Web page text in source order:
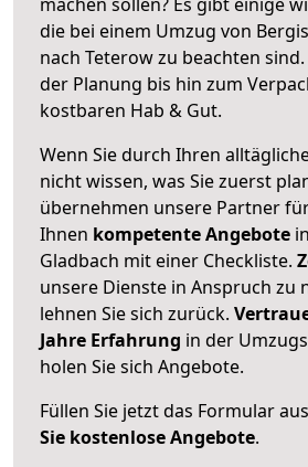
die bei einem Umzug von
nach Teterow zu beachten sind.
der Planung bis hin zum
kostbaren Hab & Gut.
Wenn Sie durch Ihren
nicht wissen, was Sie zuerst
übernehmen unsere Partner
Ihnen kompetente Angebote
Gladbach mit einer Checkliste.
unsere Dienste in Anspruch zu
lehnen Sie sich zurück.
Jahre Erfahrung in der
holen Sie sich Angebote.
Füllen Sie jetzt das Formular
Sie kostenlose Angebote.